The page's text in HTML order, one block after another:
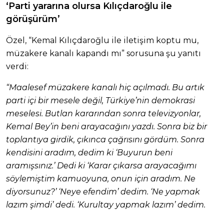
‘Parti yararına olursa Kılıçdaroğlu ile
görüşürüm’
Özel, “Kemal Kılıçdaroğlu ile iletişim koptu mu,
müzakere kanalı kapandı mı” sorusuna şu yanıtı
verdi:
“Maalesef müzakere kanalı hiç açılmadı. Bu artık
parti içi bir mesele değil, Türkiye’nin demokrasi
meselesi. Butlan kararından sonra televizyonlar,
Kemal Bey’in beni arayacağını yazdı. Sonra biz bir
toplantıya girdik, çıkınca çağrısını gördüm. Sonra
kendisini aradım, dedim ki ‘Buyurun beni
aramışsınız.’ Dedi ki ‘Karar çıkarsa arayacağımı
söylemiştim kamuoyuna, onun için aradım. Ne
diyorsunuz?’ ‘Neye efendim’ dedim. ‘Ne yapmak
lazım şimdi’ dedi. ‘Kurultay yapmak lazım’ dedim.